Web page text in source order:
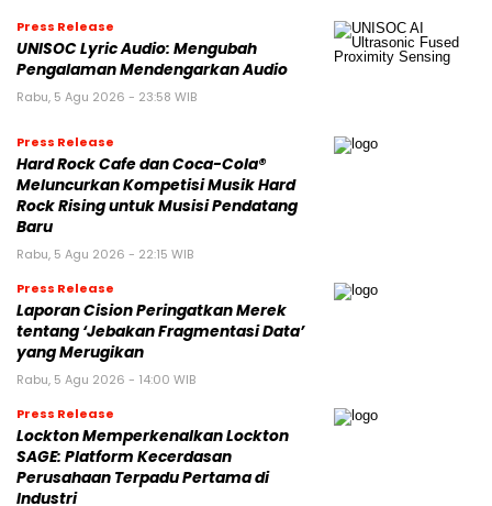
Press Release
UNISOC Lyric Audio: Mengubah
Pengalaman Mendengarkan Audio
Rabu, 5 Agu 2026 - 23:58 WIB
Press Release
Hard Rock Cafe dan Coca-Cola®
Meluncurkan Kompetisi Musik Hard
Rock Rising untuk Musisi Pendatang
Baru
Rabu, 5 Agu 2026 - 22:15 WIB
Press Release
Laporan Cision Peringatkan Merek
tentang ‘Jebakan Fragmentasi Data’
yang Merugikan
Rabu, 5 Agu 2026 - 14:00 WIB
Press Release
Lockton Memperkenalkan Lockton
SAGE: Platform Kecerdasan
Perusahaan Terpadu Pertama di
Industri